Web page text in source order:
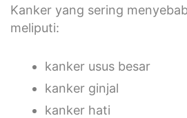
Kanker yang sering
meliputi:
kanker usus besar
kanker ginjal
kanker hati